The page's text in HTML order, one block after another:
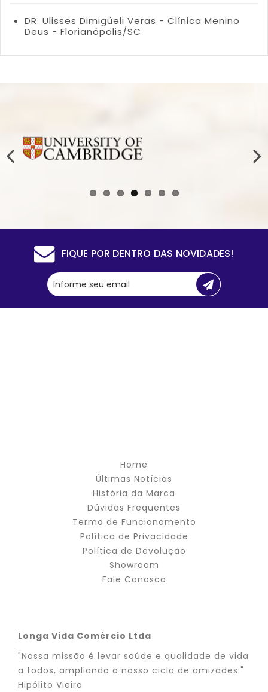
DR. Ulisses Dimigüeli Veras - Clínica Menino
Deus - Florianópolis/SC
FIQUE POR DENTRO DAS NOVIDADES!
Home
Últimas Notícias
História da Marca
Dúvidas Frequentes
Termo de Funcionamento
Política de Privacidade
Política de Devolução
Showroom
Fale Conosco
Longa Vida Comércio Ltda
"Nossa missão é levar saúde e qualidade de vida
a todos, ampliando o nosso ciclo de amizades."
Hipólito Vieira